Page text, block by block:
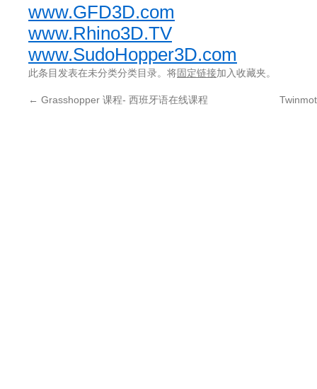
www.GFD3D.com
www.Rhino3D.TV
www.SudoHopper3D.com
此条目发表在未分类分类目录。将固定链接加入收藏夹。
← Grasshopper 课程- 西班牙语在线课程